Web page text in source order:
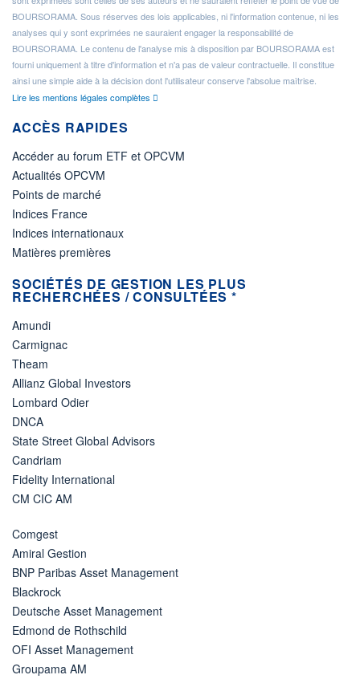
BOURSORAMA. Sous réserves des lois applicables, ni l'information contenue, ni les
analyses qui y sont exprimées ne sauraient engager la responsabilité de
BOURSORAMA. Le contenu de l'analyse mis à disposition par BOURSORAMA est
fourni uniquement à titre d'information et n'a pas de valeur contractuelle. Il constitue
ainsi une simple aide à la décision dont l'utilisateur conserve l'absolue maîtrise.
Lire les mentions légales complètes
ACCÈS RAPIDES
Accéder au forum ETF et OPCVM
Actualités OPCVM
Points de marché
Indices France
Indices internationaux
Matières premières
SOCIÉTÉS DE GESTION LES PLUS
RECHERCHÉES / CONSULTÉES *
Amundi
Carmignac
Theam
Allianz Global Investors
Lombard Odier
DNCA
State Street Global Advisors
Candriam
Fidelity International
CM CIC AM
Comgest
Amiral Gestion
BNP Paribas Asset Management
Blackrock
Deutsche Asset Management
Edmond de Rothschild
OFI Asset Management
Groupama AM